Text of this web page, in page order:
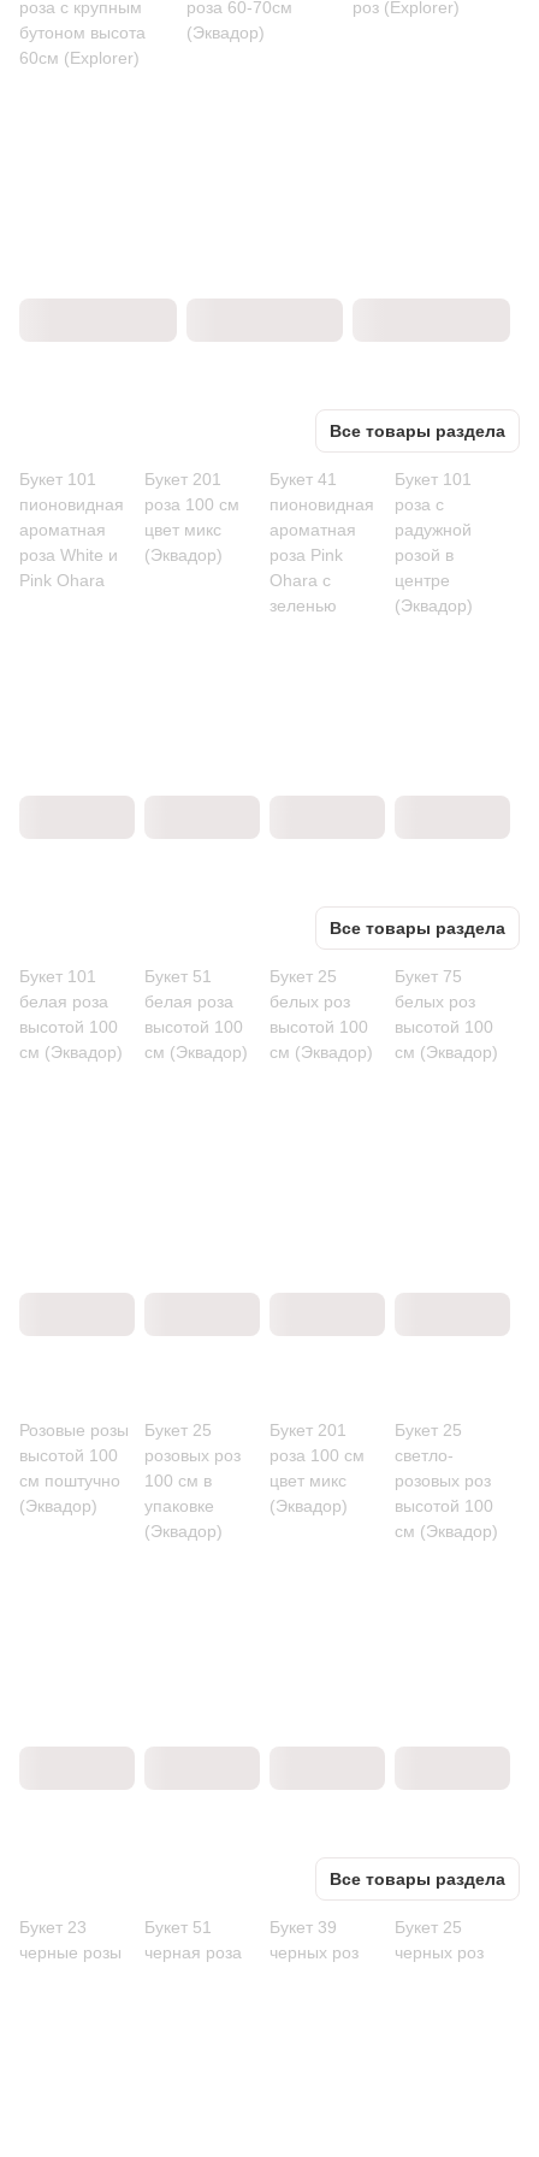
роза с крупным
бутоном высота
60см (Explorer)
роза 60-70см
(Эквадор)
роз (Explorer)
Все товары раздела
Букет 101
пионовидная
ароматная
роза White и
Pink Ohara
Букет 201
роза 100 см
цвет микс
(Эквадор)
Букет 41
пионовидная
ароматная
роза Pink
Ohara с
зеленью
Букет 101
роза с
радужной
розой в
центре
(Эквадор)
Все товары раздела
Букет 101
белая роза
высотой 100
см (Эквадор)
Букет 51
белая роза
высотой 100
см (Эквадор)
Букет 25
белых роз
высотой 100
см (Эквадор)
Букет 75
белых роз
высотой 100
см (Эквадор)
Розовые розы
высотой 100
см поштучно
(Эквадор)
Букет 25
розовых роз
100 см в
упаковке
(Эквадор)
Букет 201
роза 100 см
цвет микс
(Эквадор)
Букет 25
светло-
розовых роз
высотой 100
см (Эквадор)
Все товары раздела
Букет 23
черные розы
Букет 51
черная роза
Букет 39
черных роз
Букет 25
черных роз